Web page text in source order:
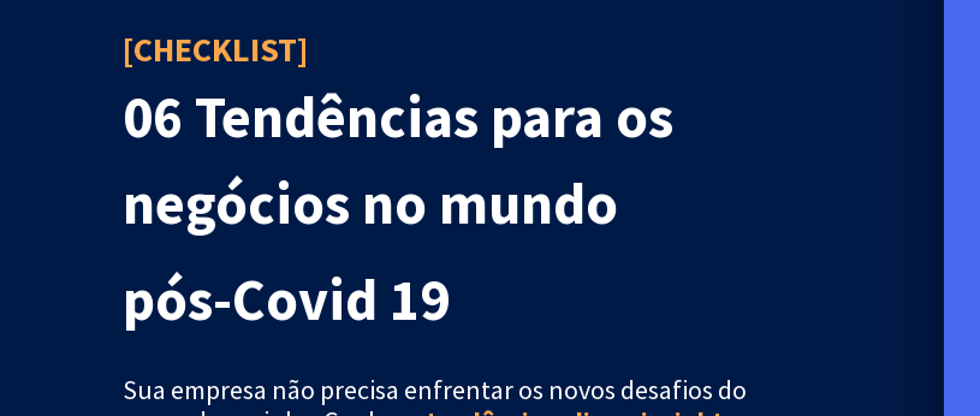
[CHECKLIST]
06 Tendências para os
negócios no mundo
pós-Covid 19
Sua empresa não precisa enfrentar os novos desafios do